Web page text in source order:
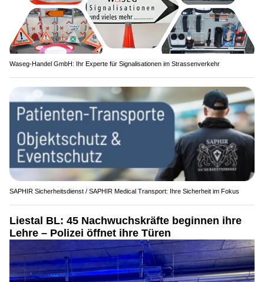
Waseg-Handel GmbH: Ihr Experte für Signalisationen im Strassenverkehr
SAPHIR Sicherheitsdienst / SAPHIR Medical Transport: Ihre Sicherheit im Fokus
Liestal BL: 45 Nachwuchskräfte beginnen ihre
Lehre – Polizei öffnet ihre Türen